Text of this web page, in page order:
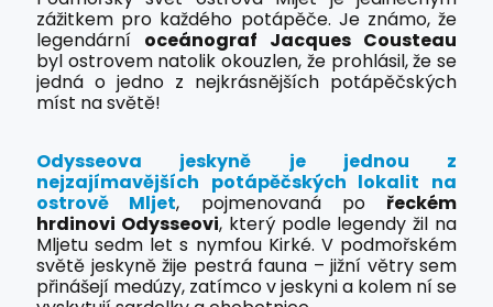
zážitkem pro každého potápěče. Je známo, že
legendární oceánograf Jacques Cousteau
byl ostrovem natolik okouzlen, že prohlásil, že se
jedná o jedno z nejkrásnějších potápěčských
míst na světě!
Odysseova jeskyně je jednou z
nejzajímavějších potápěčských lokalit na
ostrově Mljet, pojmenovaná po řeckém
hrdinovi Odysseovi, který podle legendy žil na
Mljetu sedm let s nymfou Kirké. V podmořském
světě jeskyně žije pestrá fauna – jižní větry sem
přinášejí medúzy, zatímco v jeskyni a kolem ní se